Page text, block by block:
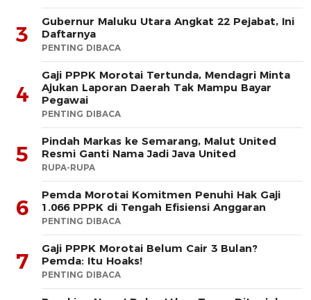
3
Gubernur Maluku Utara Angkat 22 Pejabat, Ini
Daftarnya
PENTING DIBACA
4
Gaji PPPK Morotai Tertunda, Mendagri Minta
Ajukan Laporan Daerah Tak Mampu Bayar
Pegawai
PENTING DIBACA
5
Pindah Markas ke Semarang, Malut United
Resmi Ganti Nama Jadi Java United
RUPA-RUPA
6
Pemda Morotai Komitmen Penuhi Hak Gaji
1.066 PPPK di Tengah Efisiensi Anggaran
PENTING DIBACA
7
Gaji PPPK Morotai Belum Cair 3 Bulan?
Pemda: Itu Hoaks!
PENTING DIBACA